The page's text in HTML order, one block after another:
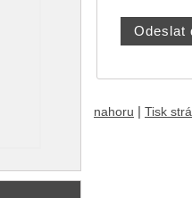
nahoru Tisk